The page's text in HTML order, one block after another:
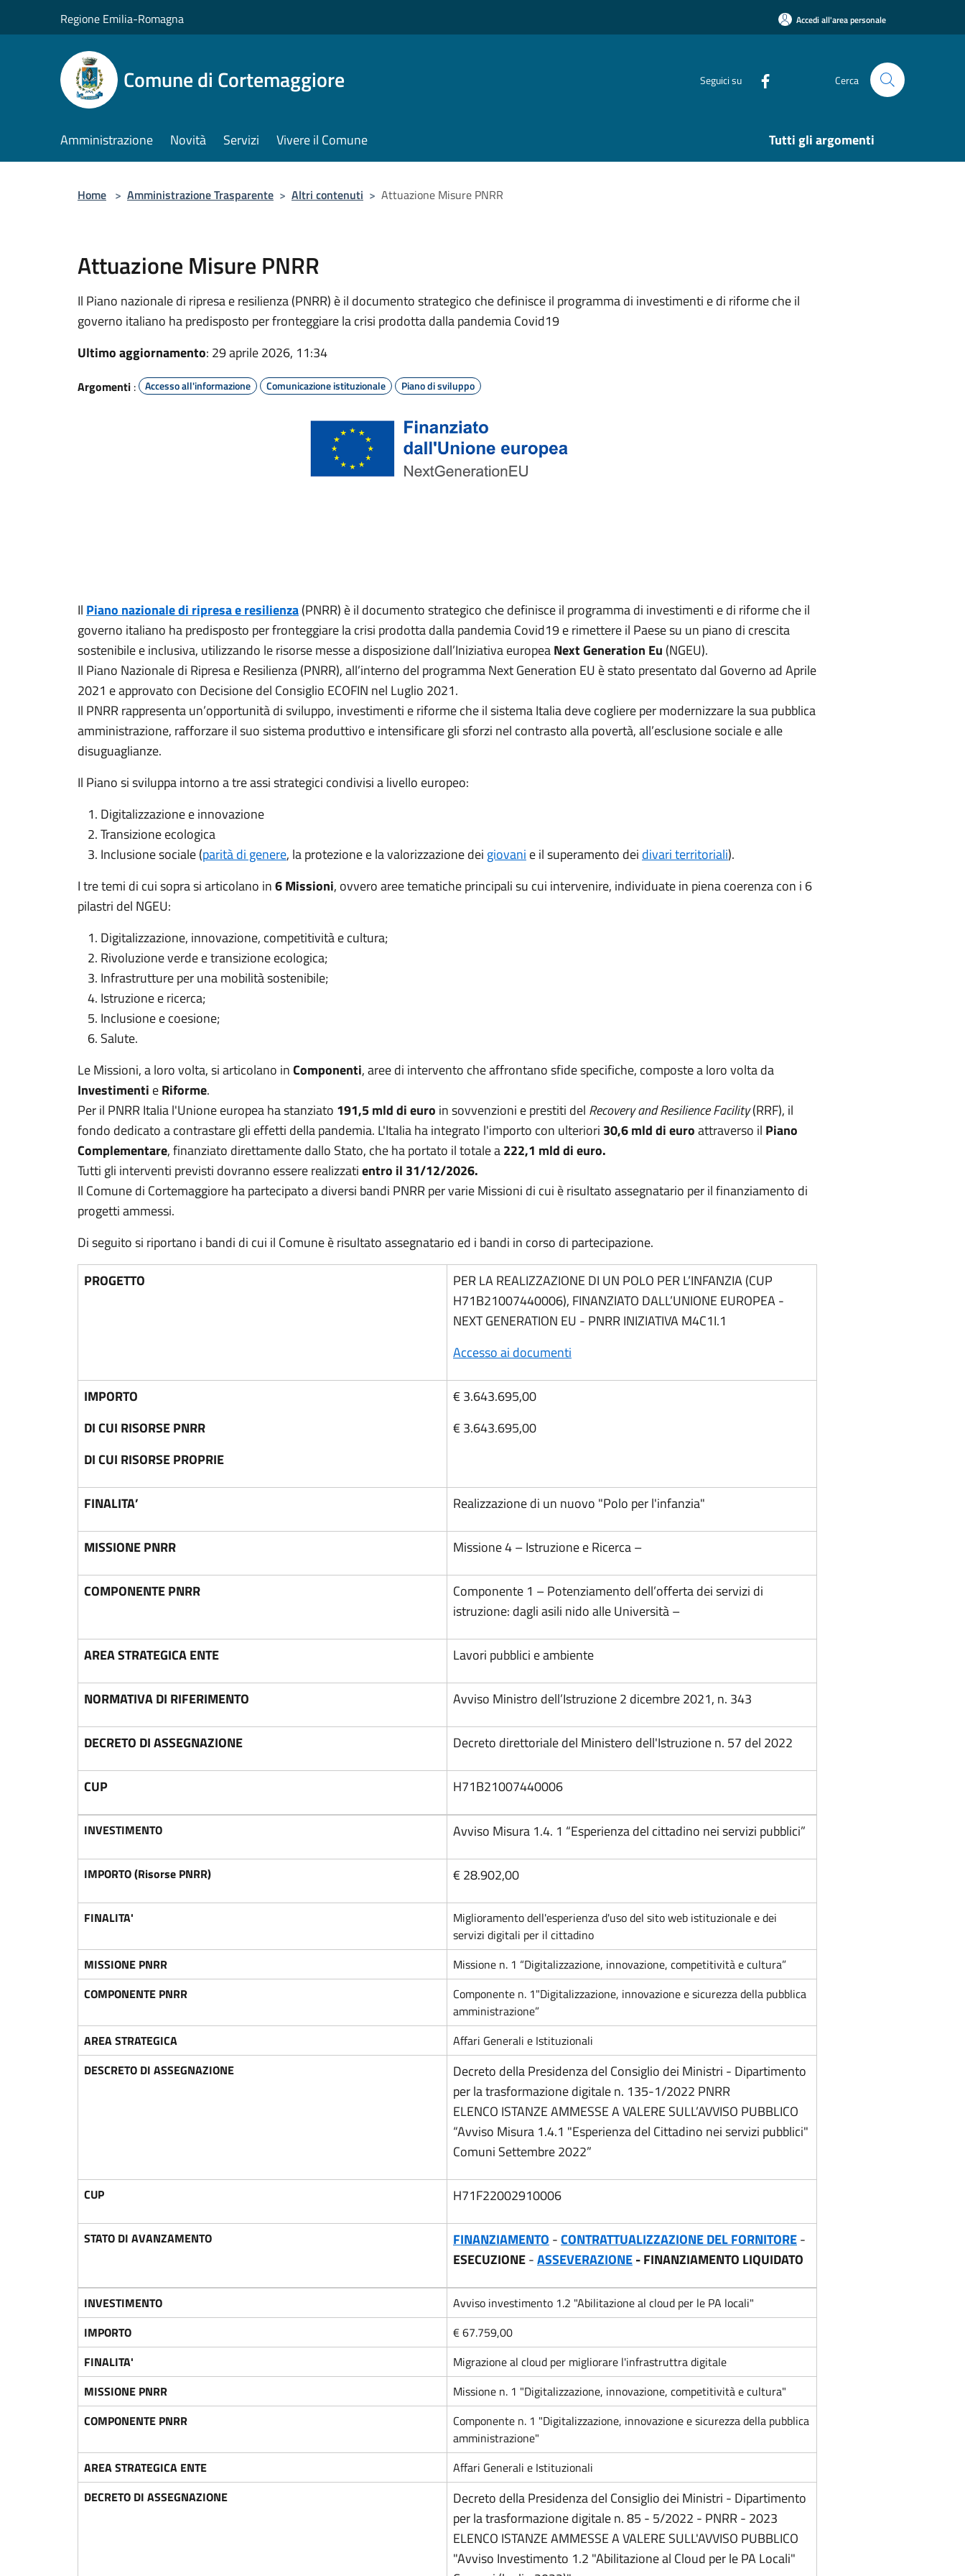
Regione Emilia-Romagna Accedi all'area personale
Comune di Cortemaggiore Seguici su Cerca
Amministrazione Novità Servizi Vivere il Comune Tutti gli argomenti
Home > Amministrazione Trasparente > Altri contenuti > Attuazione Misure PNRR
Attuazione Misure PNRR
Il Piano nazionale di ripresa e resilienza (PNRR) è il documento strategico che definisce il programma di investimenti e di riforme che il
governo italiano ha predisposto per fronteggiare la crisi prodotta dalla pandemia Covid19
Ultimo aggiornamento: 29 aprile 2026, 11:34
Argomenti : Accesso all'informazione Comunicazione istituzionale Piano di sviluppo
Il Piano nazionale di ripresa e resilienza(PNRR) è il documento strategico che definisce il programma di investimenti e di riforme che il
governo italiano ha predisposto per fronteggiare la crisi prodotta dalla pandemia Covid19 e rimettere il Paese su un piano di crescita
sostenibile e inclusiva, utilizzando le risorse messe a disposizione dall’Iniziativa europeaNext Generation Eu (NGEU).
Il Piano Nazionale di Ripresa e Resilienza (PNRR), all’interno del programma Next Generation EU è stato presentato dal Governo ad Aprile
2021 e approvato con Decisione del Consiglio ECOFIN nel Luglio 2021.
Il PNRR rappresenta un’opportunità di sviluppo, investimenti e riforme che il sistema Italia deve cogliere per modernizzare la sua pubblica
amministrazione, rafforzare il suo sistema produttivo e intensificare gli sforzi nel contrasto alla povertà, all’esclusione sociale e alle
disuguaglianze.
Il Piano si sviluppa intorno a tre assi strategici condivisi a livello europeo:
Digitalizzazione e innovazione
Transizione ecologica
Inclusione sociale (parità di genere, la protezione e la valorizzazione dei giovani e il superamento dei divari territoriali).
I tre temi di cui sopra si articolano in6 Missioni, ovvero aree tematiche principali su cui intervenire, individuate in piena coerenza con i 6
pilastri del NGEU:
Digitalizzazione, innovazione, competitività e cultura;
Rivoluzione verde e transizione ecologica;
Infrastrutture per una mobilità sostenibile;
Istruzione e ricerca;
Inclusione e coesione;
Salute.
Le Missioni, a loro volta, si articolano inComponenti, aree di intervento che affrontano sfide specifiche, composte a loro volta da
Investimenti eRiforme.
Per il PNRR Italia l'Unione europea ha stanziato 191,5 mld di euro in sovvenzioni e prestiti del Recovery and Resilience Facility(RRF), il
fondo dedicato a contrastare gli effetti della pandemia. L'Italia ha integrato l'importo con ulteriori 30,6 mld di euroattraverso il Piano
Complementare, finanziato direttamente dallo Stato, che ha portato il totale a222,1 mld di euro.
Tutti gli interventi previsti dovranno essere realizzatientro il 31/12/2026.
Il Comune di Cortemaggiore ha partecipato a diversi bandi PNRR per varie Missioni di cui è risultato assegnatario per il finanziamento di
progetti ammessi.
Di seguito si riportano i bandi di cui il Comune è risultato assegnatario ed i bandi in corso di partecipazione.
PROGETTO
PER LA REALIZZAZIONE DI UN POLO PER L’INFANZIA (CUP
H71B21007440006), FINANZIATO DALL’UNIONE EUROPEA -
NEXT GENERATION EU - PNRR INIZIATIVA M4C1I.1
Accesso ai documenti
IMPORTO
DI CUI RISORSE PNRR
DI CUI RISORSE PROPRIE
€ 3.643.695,00
€ 3.643.695,00
FINALITA’ Realizzazione di un nuovo "Polo per l'infanzia"
MISSIONE PNRR Missione 4 – Istruzione e Ricerca –
COMPONENTE PNRR
Componente 1 – Potenziamento dell’offerta dei servizi di
istruzione: dagli asili nido alle Università –
AREA STRATEGICA ENTE Lavori pubblici e ambiente
NORMATIVA DI RIFERIMENTO Avviso Ministro dell’Istruzione 2 dicembre 2021, n. 343
DECRETO DI ASSEGNAZIONE Decreto direttoriale del Ministero dell'Istruzione n. 57 del 2022
CUP H71B21007440006
INVESTIMENTO Avviso Misura 1.4. 1 “Esperienza del cittadino nei servizi pubblici”
IMPORTO (Risorse PNRR) € 28.902,00
FINALITA'
Miglioramento dell'esperienza d'uso del sito web istituzionale e dei
servizi digitali per il cittadino
MISSIONE PNRR
Missione n. 1 “Digitalizzazione, innovazione, competitività e cultura”
COMPONENTE PNRR
Componente n. 1"Digitalizzazione, innovazione e sicurezza della pubblica
amministrazione”
AREA STRATEGICA
Affari Generali e Istituzionali
DESCRETO DI ASSEGNAZIONE
Decreto della Presidenza del Consiglio dei Ministri - Dipartimento
per la trasformazione digitale n. 135-1/2022 PNRR
ELENCO ISTANZE AMMESSE A VALERE SULL’AVVISO PUBBLICO
“Avviso Misura 1.4.1 "Esperienza del Cittadino nei servizi pubblici"
Comuni Settembre 2022”
CUP H71F22002910006
STATO DI AVANZAMENTO FINANZIAMENTO -CONTRATTUALIZZAZIONE DEL FORNITORE-
ESECUZIONE-ASSEVERAZIONE- FINANZIAMENTO LIQUIDATO
INVESTIMENTO
Avviso investimento 1.2 "Abilitazione al cloud per le PA locali"
IMPORTO
€ 67.759,00
FINALITA'
Migrazione al cloud per migliorare l'infrastruttra digitale
MISSIONE PNRR
Missione n. 1 "Digitalizzazione, innovazione, competitività e cultura"
COMPONENTE PNRR
Componente n. 1 "Digitalizzazione, innovazione e sicurezza della pubblica
amministrazione"
AREA STRATEGICA ENTE
Affari Generali e Istituzionali
DECRETO DI ASSEGNAZIONE
Decreto della Presidenza del Consiglio dei Ministri - Dipartimento
per la trasformazione digitale n. 85 - 5/2022 - PNRR - 2023
ELENCO ISTANZE AMMESSE A VALERE SULL'AVVISO PUBBLICO
"Avviso Investimento 1.2 "Abilitazione al Cloud per le PA Locali"